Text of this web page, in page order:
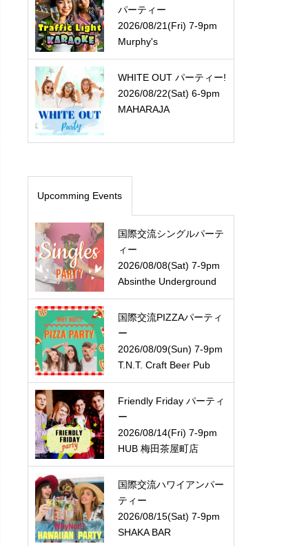
パーティー
2026/08/21(Fri) 7-9pm
Murphy's
WHITE OUT パーティー!
2026/08/22(Sat) 6-9pm
MAHARAJA
Upcomming Events
国際交流シングルパーテ
ィー
2026/08/08(Sat) 7-9pm
Absinthe Underground
国際交流PIZZAパーティ
ー
2026/08/09(Sun) 7-9pm
T.N.T. Craft Beer Pub
Friendly Friday パーティ
ー
2026/08/14(Fri) 7-9pm
HUB 梅田茶屋町店
国際交流ハワイアンパー
ティー
2026/08/15(Sat) 7-9pm
SHAKA BAR